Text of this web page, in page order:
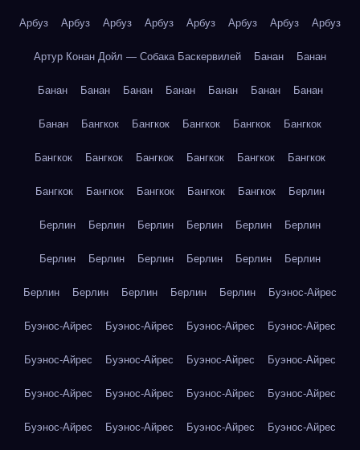
Арбуз Арбуз Арбуз Арбуз Арбуз Арбуз Арбуз Арбуз
Артур Конан Дойл — Собака Баскервилей Банан Банан
Банан Банан Банан Банан Банан Банан Банан
Банан Бангкок Бангкок Бангкок Бангкок Бангкок
Бангкок Бангкок Бангкок Бангкок Бангкок Бангкок
Бангкок Бангкок Бангкок Бангкок Бангкок Берлин
Берлин Берлин Берлин Берлин Берлин Берлин
Берлин Берлин Берлин Берлин Берлин Берлин
Берлин Берлин Берлин Берлин Берлин Буэнос-Айрес
Буэнос-Айрес Буэнос-Айрес Буэнос-Айрес Буэнос-Айрес
Буэнос-Айрес Буэнос-Айрес Буэнос-Айрес Буэнос-Айрес
Буэнос-Айрес Буэнос-Айрес Буэнос-Айрес Буэнос-Айрес
Буэнос-Айрес Буэнос-Айрес Буэнос-Айрес Буэнос-Айрес